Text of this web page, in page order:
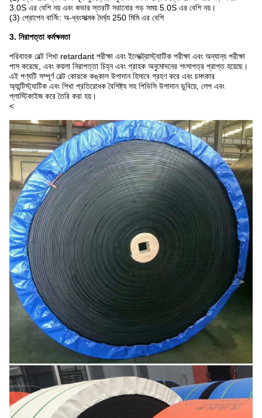
3.0S এর বেশি নয় এবং কভার স্তরটি সরানোর গড় সময় 5.0S এর বেশি নয়।
(3) প্রোপেন বার্নিং: অ-ধ্বংসাত্মক দৈর্ঘ্য 250 মিমি এর বেশি
3. নিরাপত্তা কর্মক্ষমতা
পরিবাহক বেল্ট শিখা retardant পরীক্ষা এবং ইলেক্ট্রোস্ট্যাটিক পরীক্ষা এবং অন্যান্য পরীক্ষা
পাস করেছে, এবং কয়লা নিরাপত্তা চিহ্ন এবং গ্রাহক অনুমোদনের শংসাপত্র প্রাপ্ত হয়েছে।
এই পণ্যটি সম্পূর্ণ বেল্ট কোরকে কঙ্কাল উপাদান হিসাবে গ্রহণ করে এবং চমৎকার
অ্যান্টিস্ট্যাটিক এবং শিখা প্রতিরোধক বৈশিষ্ট্য সহ পিভিসি উপাদান ডুবিয়ে, লেপ এবং
প্লাস্টিকাইজ করে তৈরি করা হয়।
<